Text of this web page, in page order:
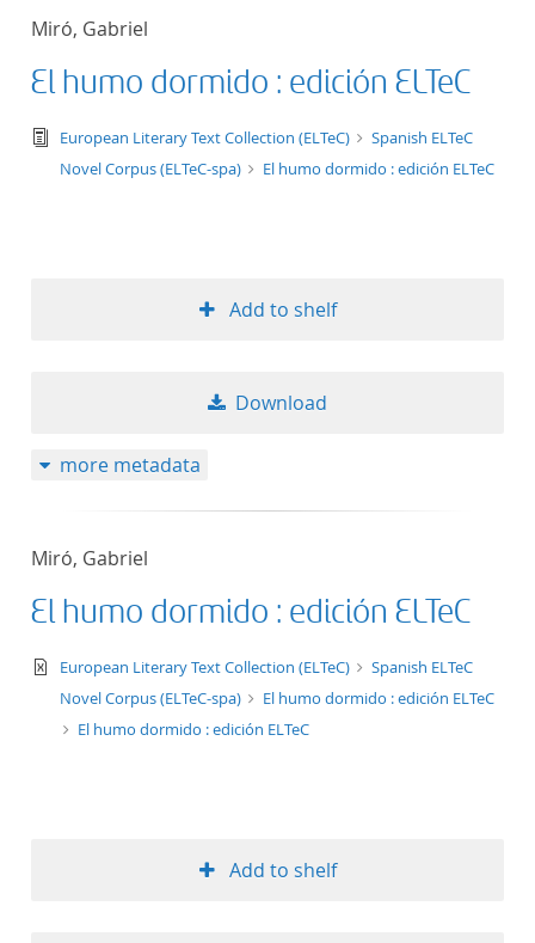
Miró, Gabriel
El humo dormido : edición ELTeC
text/tg.edition+tg.aggregation+xml
European Literary Text Collection (ELTeC)
Spanish ELTeC
Novel Corpus (ELTeC-spa)
El humo dormido : edición ELTeC
Add to shelf
Download
more metadata
Miró, Gabriel
El humo dormido : edición ELTeC
text/xml
European Literary Text Collection (ELTeC)
Spanish ELTeC
Novel Corpus (ELTeC-spa)
El humo dormido : edición ELTeC
El humo dormido : edición ELTeC
Add to shelf